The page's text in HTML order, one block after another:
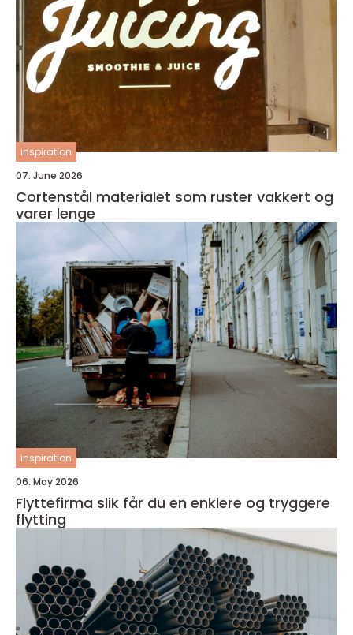
inspiration
07. June 2026
Cortenstål materialet som ruster vakkert og
varer lenge
inspiration
06. May 2026
Flyttefirma slik får du en enklere og tryggere
flytting